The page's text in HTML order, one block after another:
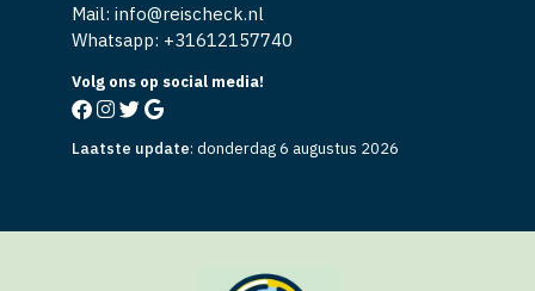
Mail: info@reischeck.nl
Whatsapp: +31612157740
Volg ons op social media!
Laatste update: donderdag 6 augustus 2026